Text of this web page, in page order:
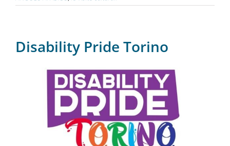
Disability Pride Torino